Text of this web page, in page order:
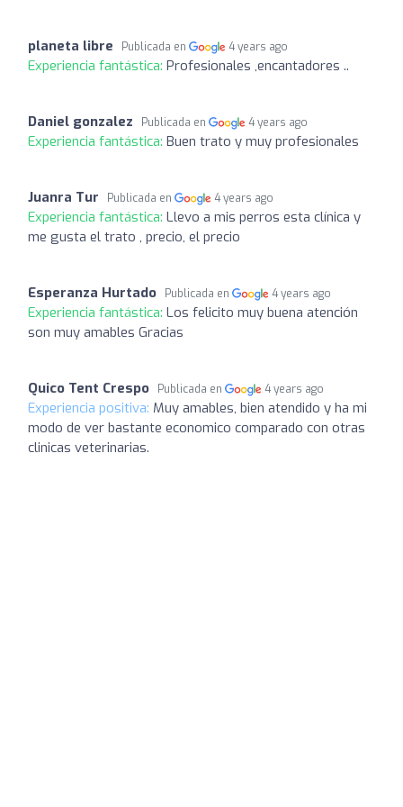
planeta libre Publicada en 4 years ago
Experiencia fantástica: Profesionales ,encantadores ..
Daniel gonzalez Publicada en 4 years ago
Experiencia fantástica: Buen trato y muy profesionales
Juanra Tur Publicada en 4 years ago
Experiencia fantástica: Llevo a mis perros esta clínica y
me gusta el trato , precio, el precio
Esperanza Hurtado Publicada en 4 years ago
Experiencia fantástica: Los felicito muy buena atención
son muy amables Gracias
Quico Tent Crespo Publicada en 4 years ago
Experiencia positiva: Muy amables, bien atendido y ha mi
modo de ver bastante economico comparado con otras
clinicas veterinarias.